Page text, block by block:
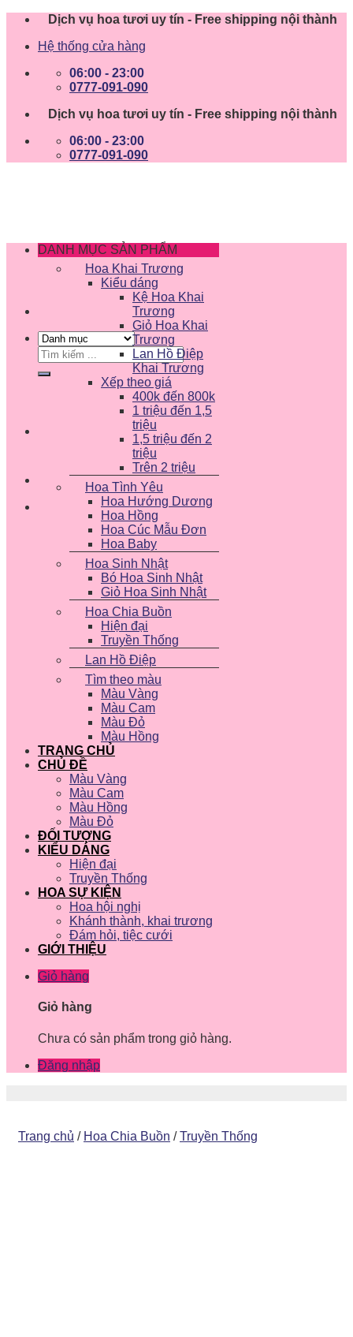
Skip
content
Dịch vụ hoa tươi uy tín - Free shipping nội thành
Hệ thống cửa hàng
06:00 - 23:00
0777-091-090
Dịch vụ hoa tươi uy tín - Free shipping nội thành
06:00 - 23:00
0777-091-090
Tìm
kiếm:
DANH MỤC SẢN PHẨM
Hoa Khai Trương
Kiểu dáng
Kệ Hoa Khai
Trương
Giỏ Hoa Khai
Trương
Lan Hồ Điệp
Khai Trương
Xếp theo giá
400k đến 800k
1 triệu đến 1,5
triệu
1,5 triệu đến 2
triệu
Trên 2 triệu
Hoa Tình Yêu
Hoa Hướng Dương
Hoa Hồng
Hoa Cúc Mẫu Đơn
Hoa Baby
Hoa Sinh Nhật
Bó Hoa Sinh Nhật
Giỏ Hoa Sinh Nhật
Hoa Chia Buồn
Hiện đại
Truyền Thống
Lan Hồ Điệp
Tìm theo màu
Màu Vàng
Màu Cam
Màu Đỏ
Màu Hồng
TRANG CHỦ
CHỦ ĐỀ
Màu Vàng
Màu Cam
Màu Hồng
Màu Đỏ
ĐỐI TƯỢNG
KIỂU DÁNG
Hiện đại
Truyền Thống
HOA SỰ KIỆN
Hoa hội nghị
Khánh thành, khai trương
Đám hỏi, tiệc cưới
GIỚI THIỆU
Giỏ hàng
Giỏ hàng
Chưa có sản phẩm trong giỏ hàng.
Đăng nhập
Trang chủ / Hoa Chia Buồn / Truyền Thống